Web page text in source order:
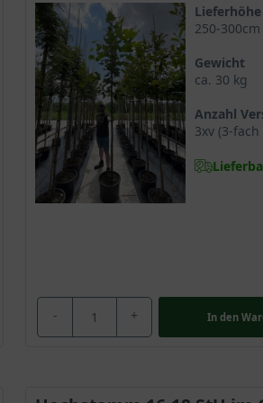
in warmen Gelbtönen
der Platanus hispanica
zierend
Platane
majestätisches Schmuckstück und
Wachsen, dann begeistert sie mit ihrem
Lieferhöhe
250-300cm
Gewicht
ca. 30 kg
Anzahl
3xv (3-
- + In den